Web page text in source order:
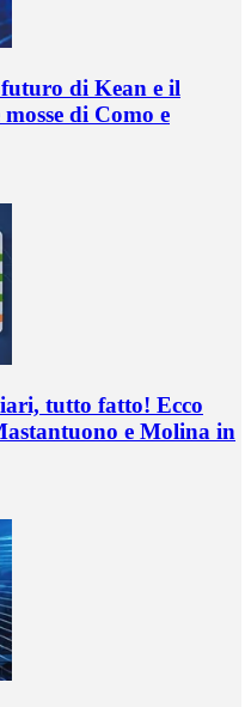
di Kean e il
di Como e
tutto fatto! Ecco
e Molina in